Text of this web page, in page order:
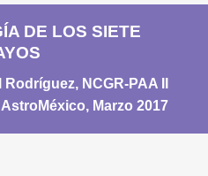
DE LOS SIETE
NCGR-PAA II
AstroMéxico, Marzo 2017